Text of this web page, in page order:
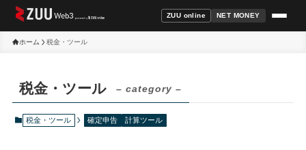
ZUU online NET MONEY
ホーム 税金・ツール
税金・ツール – category –
税金・ツール 確定申告 計算ツール